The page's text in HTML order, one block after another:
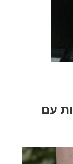
עם